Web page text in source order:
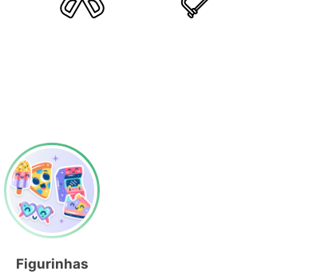
Figurinhas